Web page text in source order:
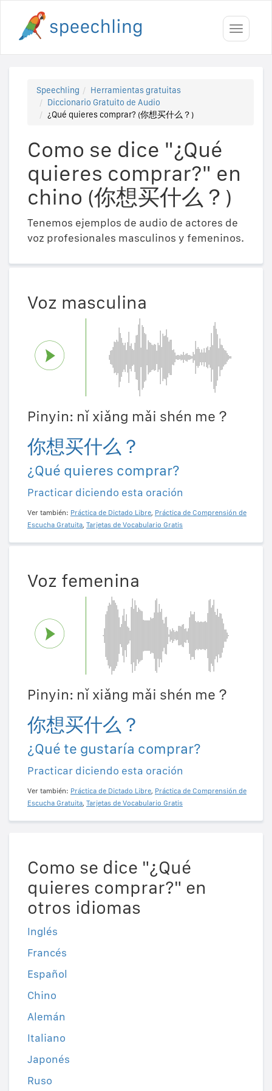
Toggle
Speechling
Herramientas gratuitas
Diccionario Gratuito de Audio
¿Qué quieres comprar? (你想买什么？)
Como se dice "¿Qué
quieres comprar?" en
chino (你想买什么？)
Tenemos ejemplos de audio de actores de
voz profesionales masculinos y femeninos.
Voz masculina
Pinyin: nǐ xiǎng mǎi shén me？
你想买什么？
¿Qué quieres comprar?
Practicar diciendo esta oración
Ver también: Práctica de Dictado Libre, Práctica de Comprensión de
Escucha Gratuita, Tarjetas de Vocabulario Gratis
Voz femenina
Pinyin: nǐ xiǎng mǎi shén me？
你想买什么？
¿Qué te gustaría comprar?
Practicar diciendo esta oración
Ver también: Práctica de Dictado Libre, Práctica de Comprensión de
Escucha Gratuita, Tarjetas de Vocabulario Gratis
Como se dice "¿Qué
quieres comprar?" en
otros idiomas
Inglés
Francés
Español
Chino
Alemán
Italiano
Japonés
Ruso